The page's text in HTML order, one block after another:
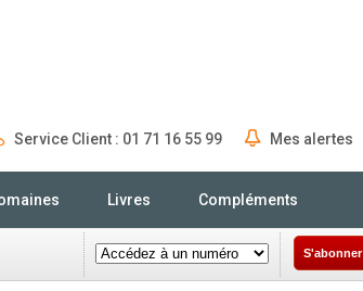
Service Client : 01 71 16 55 99 Mes alertes
Livres Compléments
S'abonner